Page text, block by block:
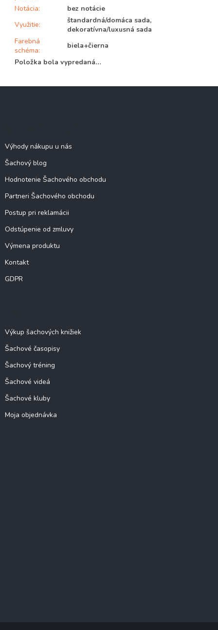
Notácia:
bez notácie
Využitie:
štandardná/domáca sada,
dekoratívna/luxusná sada
Farebná
schéma:
biela+čierna
Položka bola vypredaná…
Výhody nákupu u nás
Šachový blog
Hodnotenie Šachového obchodu
Partneri Šachového obchodu
Postup pri reklamácii
Odstúpenie od zmluvy
Výmena produktu
Kontakt
GDPR
Výkup šachových knižiek
Šachové časopisy
Šachový tréning
Šachové videá
Šachové kluby
Moja objednávka